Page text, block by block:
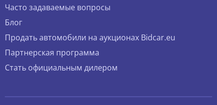
Часто задаваемые вопросы
Блог
Продать автомобили на аукционах Bidcar.eu
Партнерская программа
Стать официальным дилером